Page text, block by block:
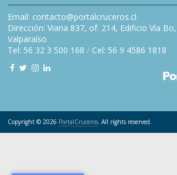
Email: contacto@portalcruceros.cl
Dirección: Viana 837, of. 214, Edificio Vía
Valparaíso
Tel: 56 32 3 500 168 / Cel: 56 9 4586 1818
Copyright © 2026 PortalCruceros. All rights reserved.